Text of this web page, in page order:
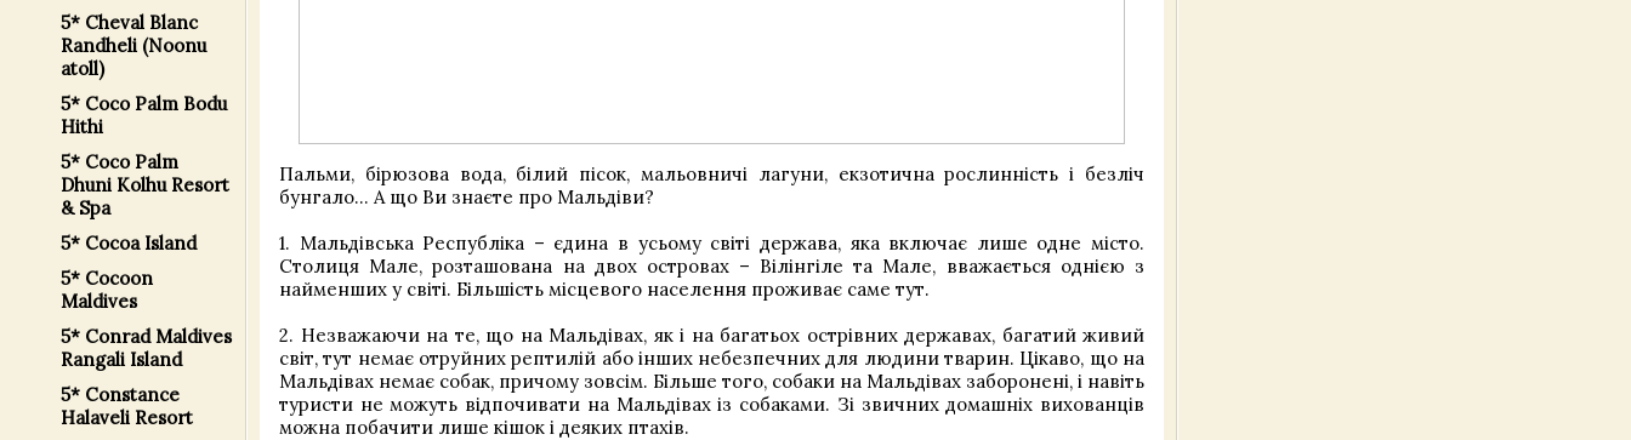
5* Cheval Blanc
Randheli (Noonu
atoll)
5* Coco Palm Bodu
Hithi
5* Coco Palm
Dhuni Kolhu Resort
& Spa
5* Cocoa Island
5* Cocoon
Maldives
5* Conrad Maldives
Rangali Island
5* Constance
Halaveli Resort
Пальми, бірюзова вода, білий пісок, мальовничі лагуни, екзотична рослинність і безліч
бунгало... А що Ви знаєте про Мальдіви?
1. Мальдівська Республіка – єдина в усьому світі держава, яка включає лише одне місто.
Столиця Мале, розташована на двох островах – Вілінгіле та Мале, вважається однією з
найменших у світі. Більшість місцевого населення проживає саме тут.
2. Незважаючи на те, що на Мальдівах, як і на багатьох острівних державах, багатий живий
світ, тут немає отруйних рептилій або інших небезпечних для людини тварин. Цікаво, що на
Мальдівах немає собак, причому зовсім. Більше того, собаки на Мальдівах заборонені, і навіть
туристи не можуть відпочивати на Мальдівах із собаками. Зі звичних домашніх вихованців
можна побачити лише кішок і деяких птахів.